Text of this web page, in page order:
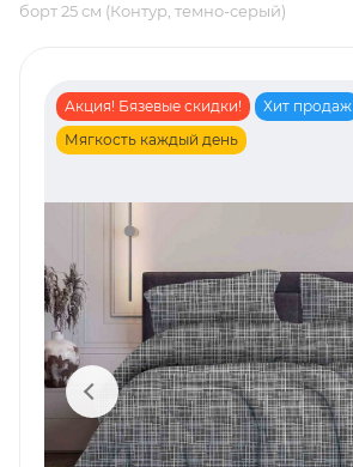
борт 25 см (Контур, темно-серый)
Акция! Бязевые скидки!
Хит продаж
Мягкость каждый день